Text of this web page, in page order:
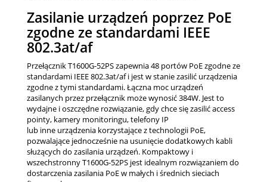
Zasilanie urządzeń poprzez PoE
zgodne ze standardami IEEE
802.3at/af
Przełącznik T1600G-52PS zapewnia 48 portów PoE zgodne ze
standardami IEEE 802.3at/af i jest w stanie zasilić urządzenia
zgodne z tymi standardami. Łączna moc urządzeń
zasilanych przez przełącznik może wynosić 384W. Jest to
wydajne i oszczędne rozwiązanie, gdy chce się zasilić access
pointy, kamery monitoringu, telefony IP
lub inne urządzenia korzystające z technologii PoE,
pozwalające jednocześnie na usunięcie dodatkowych kabli
służących do zasilania urządzeń. Kompaktowy i
wszechstronny T1600G-52PS jest idealnym rozwiązaniem do
dostarczenia zasilania PoE w małych i średnich sieciach